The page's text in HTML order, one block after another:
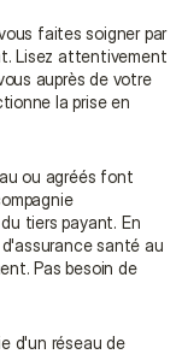
faites soigner par
Lisez attentivement
auprès de votre
la prise en
ou agréés font
tiers payant. En
santé au
Pas besoin de
d'un réseau de